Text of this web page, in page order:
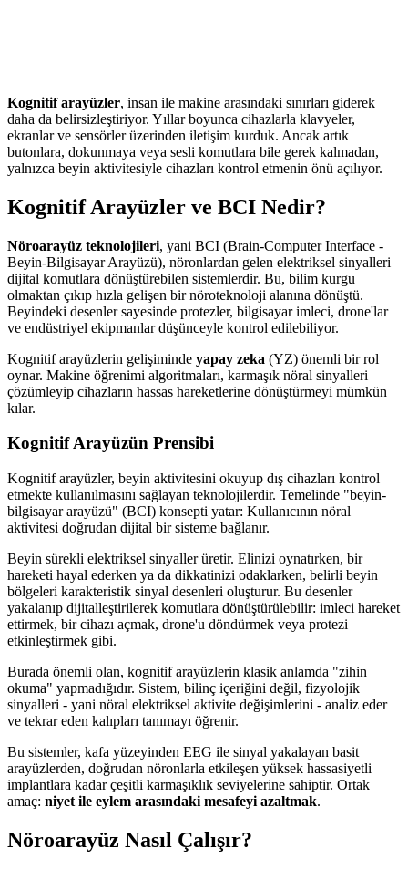
Kognitif arayüzler, insan ile makine arasındaki sınırları giderek
daha da belirsizleştiriyor. Yıllar boyunca cihazlarla klavyeler,
ekranlar ve sensörler üzerinden iletişim kurduk. Ancak artık
butonlara, dokunmaya veya sesli komutlara bile gerek kalmadan,
yalnızca beyin aktivitesiyle cihazları kontrol etmenin önü açılıyor.
Kognitif Arayüzler ve BCI Nedir?
Nöroarayüz teknolojileri, yani BCI (Brain-Computer Interface -
Beyin-Bilgisayar Arayüzü), nöronlardan gelen elektriksel sinyalleri
dijital komutlara dönüştürebilen sistemlerdir. Bu, bilim kurgu
olmaktan çıkıp hızla gelişen bir nöroteknoloji alanına dönüştü.
Beyindeki desenler sayesinde protezler, bilgisayar imleci, drone'lar
ve endüstriyel ekipmanlar düşünceyle kontrol edilebiliyor.
Kognitif arayüzlerin gelişiminde yapay zeka (YZ) önemli bir rol
oynar. Makine öğrenimi algoritmaları, karmaşık nöral sinyalleri
çözümleyip cihazların hassas hareketlerine dönüştürmeyi mümkün
kılar.
Kognitif Arayüzün Prensibi
Kognitif arayüzler, beyin aktivitesini okuyup dış cihazları kontrol
etmekte kullanılmasını sağlayan teknolojilerdir. Temelinde "beyin-
bilgisayar arayüzü" (BCI) konsepti yatar: Kullanıcının nöral
aktivitesi doğrudan dijital bir sisteme bağlanır.
Beyin sürekli elektriksel sinyaller üretir. Elinizi oynatırken, bir
hareketi hayal ederken ya da dikkatinizi odaklarken, belirli beyin
bölgeleri karakteristik sinyal desenleri oluşturur. Bu desenler
yakalanıp dijitalleştirilerek komutlara dönüştürülebilir: imleci hareket
ettirmek, bir cihazı açmak, drone'u döndürmek veya protezi
etkinleştirmek gibi.
Burada önemli olan, kognitif arayüzlerin klasik anlamda "zihin
okuma" yapmadığıdır. Sistem, bilinç içeriğini değil, fizyolojik
sinyalleri - yani nöral elektriksel aktivite değişimlerini - analiz eder
ve tekrar eden kalıpları tanımayı öğrenir.
Bu sistemler, kafa yüzeyinden EEG ile sinyal yakalayan basit
arayüzlerden, doğrudan nöronlarla etkileşen yüksek hassasiyetli
implantlara kadar çeşitli karmaşıklık seviyelerine sahiptir. Ortak
amaç: niyet ile eylem arasındaki mesafeyi azaltmak.
Nöroarayüz Nasıl Çalışır?